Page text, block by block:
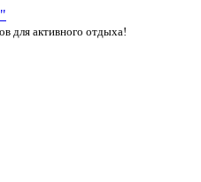
для активного отдыха!